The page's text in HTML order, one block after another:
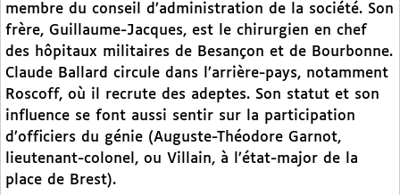
membre du conseil d’administration de la société. Son
frère, Guillaume-Jacques, est le chirurgien en chef
des hôpitaux militaires de Besançon et de Bourbonne.
Claude Ballard circule dans l’arrière-pays, notamment
Roscoff, où il recrute des adeptes. Son statut et son
influence se font aussi sentir sur la participation
d’officiers du génie (Auguste-Théodore Garnot,
lieutenant-colonel, ou Villain, à l’état-major de la
place de Brest).